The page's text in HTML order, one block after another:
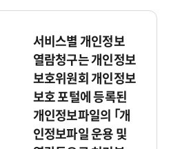
서비스별 개인정보
열람청구는 개인정보
보호위원회 개인정보
보호 포털에 등록된
개인정보파일의 ｢개
인정보파일 운용 및